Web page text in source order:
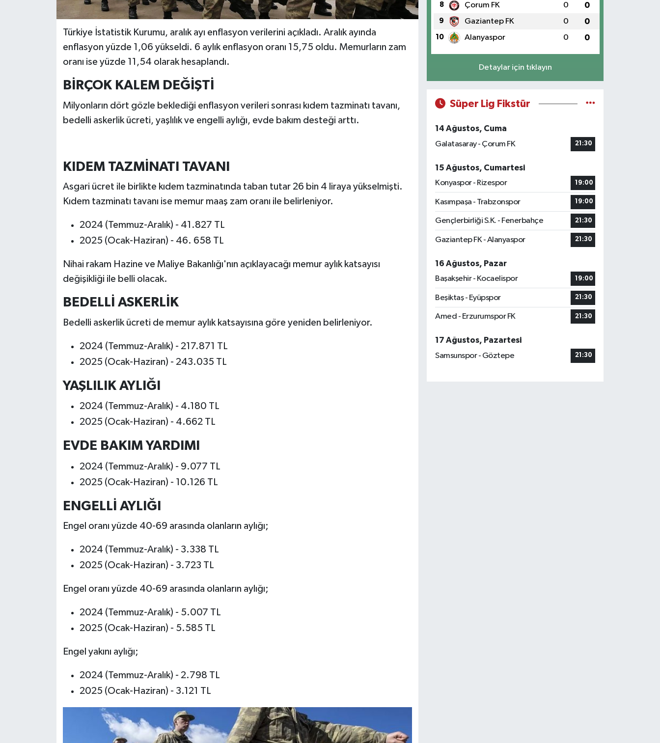
Türkiye İstatistik Kurumu, aralık ayı enflasyon verilerini açıkladı. Aralık ayında
enflasyon yüzde 1,06 yükseldi. 6 aylık enflasyon oranı 15,75 oldu. Memurların zam
oranı ise yüzde 11,54 olarak hesaplandı.
BİRÇOK KALEM DEĞİŞTİ
Milyonların dört gözle beklediği enflasyon verileri sonrası kıdem tazminatı tavanı,
bedelli askerlik ücreti, yaşlılık ve engelli aylığı, evde bakım desteği arttı.
KIDEM TAZMİNATI TAVANI
Asgari ücret ile birlikte kıdem tazminatında taban tutar 26 bin 4 liraya yükselmişti.
Kıdem tazminatı tavanı ise memur maaş zam oranı ile belirleniyor.
2024 (Temmuz-Aralık) - 41.827 TL
2025 (Ocak-Haziran) - 46. 658 TL
Nihai rakam Hazine ve Maliye Bakanlığı'nın açıklayacağı memur aylık katsayısı
değişikliği ile belli olacak.
BEDELLİ ASKERLİK
Bedelli askerlik ücreti de memur aylık katsayısına göre yeniden belirleniyor.
2024 (Temmuz-Aralık) - 217.871 TL
2025 (Ocak-Haziran) - 243.035 TL
YAŞLILIK AYLIĞI
2024 (Temmuz-Aralık) - 4.180 TL
2025 (Ocak-Haziran) - 4.662 TL
EVDE BAKIM YARDIMI
2024 (Temmuz-Aralık) - 9.077 TL
2025 (Ocak-Haziran) - 10.126 TL
ENGELLİ AYLIĞI
Engel oranı yüzde 40-69 arasında olanların aylığı;
2024 (Temmuz-Aralık) - 3.338 TL
2025 (Ocak-Haziran) - 3.723 TL
Engel oranı yüzde 40-69 arasında olanların aylığı;
2024 (Temmuz-Aralık) - 5.007 TL
2025 (Ocak-Haziran) - 5.585 TL
Engel yakını aylığı;
2024 (Temmuz-Aralık) - 2.798 TL
2025 (Ocak-Haziran) - 3.121 TL
8 Çorum FK 0 0
9 Gaziantep FK 0 0
10 Alanyaspor 0 0
Detaylar için tıklayın
Süper Lig Fikstür
14 Ağustos, Cuma
Galatasaray - Çorum FK
21:30
15 Ağustos, Cumartesi
Konyaspor - Rizespor
19:00
Kasımpaşa - Trabzonspor 19:00
Gençlerbirliği S.K. - Fenerbahçe 21:30
Gaziantep FK - Alanyaspor 21:30
16 Ağustos, Pazar
Başakşehir - Kocaelispor
19:00
Beşiktaş - Eyüpspor 21:30
Amed - Erzurumspor FK 21:30
17 Ağustos, Pazartesi
Samsunspor - Göztepe
21:30